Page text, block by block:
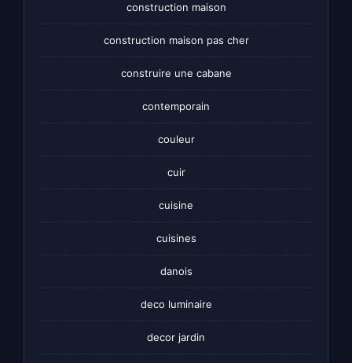
construction maison
construction maison pas cher
construire une cabane
contemporain
couleur
cuir
cuisine
cuisines
danois
deco luminaire
decor jardin